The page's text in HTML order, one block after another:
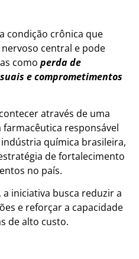
condição crônica que
central e pode
como perda de
e comprometimentos
através de uma
responsável
química brasileira,
de fortalecimento
no país.
iniciativa busca reduzir a
e reforçar a capacidade
de alto custo.